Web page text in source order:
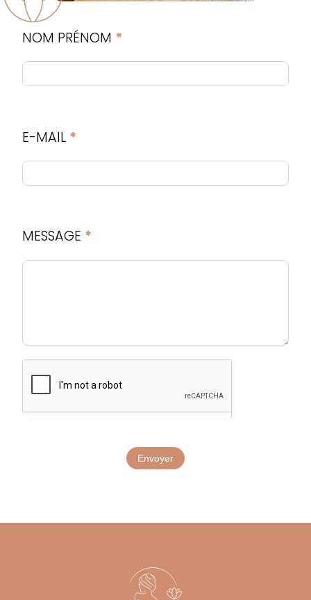
C
o
n
t
a
NOM PRÉNOM *
E-MAIL *
MESSAGE *
Envoyer